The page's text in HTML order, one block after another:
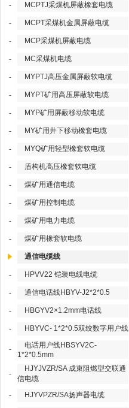
- MCPTJ采煤机屏蔽橡套电缆
- MCPT采煤机金属屏蔽电缆
- MCP采煤机屏蔽电缆
- MC采煤机电缆
- MYPTJ高压金属屏蔽软电缆
- MYPT矿用高压屏蔽软电缆
- MYP矿用屏蔽移动软电缆
- MY矿用井下移动橡套电缆
- MYQ矿用轻型橡套软电缆
- 盾构机高压橡套软电缆
- 煤矿用通信电缆
- 煤矿用控制电缆
- 煤矿用电力电缆
- 煤矿用橡套软电缆
通信电缆线
- HPVV22 铠装电线电缆
- 通信电话线HBYV-J2*2*0.5
- HBGYV2×1.2mm电话线
- HBYVC- 1*2*0.5双绞数字用户线
-
电话用户线HBSYV2C-
1*2*0.5mm
-
HJYJVZR/SA 成束阻燃型交联通
信电缆
-
HJYVPZR/SA扬声器电缆